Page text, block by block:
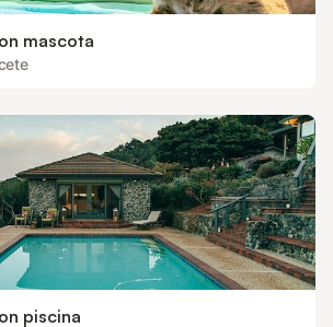
mascota
piscina